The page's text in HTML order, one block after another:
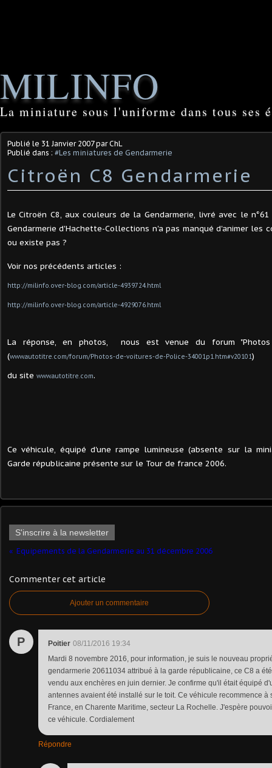
MILINFO
La miniature sous l'uniforme dans tous ses
Publié le 31 Janvier 2007par ChL
Publié dans : #Les miniatures de Gendarmerie
Citroën C8 Gendarmerie
Le Citroën C8, aux couleurs de la Gendarmerie, livré avec le
Gendarmerie d'Hachette-Collections n'a pas manqué d'animer les
ou existe pas ?
Voir nos précédents articles :
http://milinfo.over-blog.com/article-4939724.html
http://milinfo.over-blog.com/article-4929076.html
La réponse, en photos, nous est venue du forum
(www.autotitre.com/forum/Photos-de-voitures-de-Police-34001p1.htm#v20101)
du site www.autotitre.com.
Ce véhicule, équipé d'une rampe lumineuse (absente sur la
Garde républicaine présente sur le Tour de france 2006.
S'inscrire à la newsletter
Equipements de la Gendarmerie au 31 décembre 2006
Commenter cet article
Ajouter un commentaire
P Poitier 08/11/2016 19:34
Mardi 8 novembre 2016, pour information, je suis le nouveau
gendarmerie 20611034 attribué à la garde républicaine, ce C8 a
vendu aux enchères en juin dernier. Je confirme qu'il était équipé
antennes avaient été installé sur le toit. Ce véhicule recommence à
France, en Charente Maritime, secteur La Rochelle. J'espère
ce véhicule. Cordialement
Répondre